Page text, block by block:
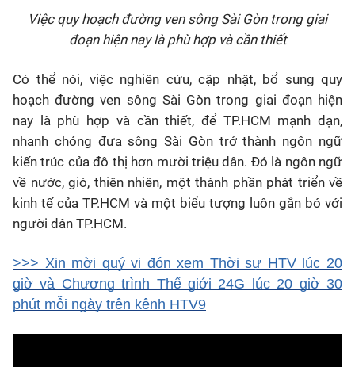
Việc quy hoạch đường ven sông Sài Gòn trong giai
đoạn hiện nay là phù hợp và cần thiết
Có thể nói, việc nghiên cứu, cập nhật, bổ sung quy
hoạch đường ven sông Sài Gòn trong giai đoạn hiện
nay là phù hợp và cần thiết, để TP.HCM mạnh dạn,
nhanh chóng đưa sông Sài Gòn trở thành ngôn ngữ
kiến trúc của đô thị hơn mười triệu dân. Đó là ngôn ngữ
về nước, gió, thiên nhiên, một thành phần phát triển về
kinh tế của TP.HCM và một biểu tượng luôn gắn bó với
người dân TP.HCM.
>>> Xin mời quý vị đón xem Thời sự HTV lúc 20
giờ và Chương trình Thế giới 24G lúc 20 giờ 30
phút mỗi ngày trên kênh HTV9